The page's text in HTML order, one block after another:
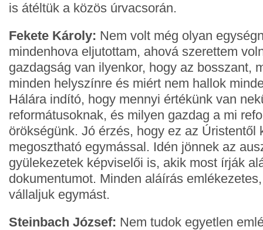
is átéltük a közös úrvacsorán.
Fekete Károly: Nem volt még olyan
mindenhova eljutottam, ahová szerettem
gazdagság van ilyenkor, hogy az bosszant,
minden helyszínre és miért nem hallok
Hálára indító, hogy mennyi értékünk van
reformátusoknak, és milyen gazdag a mi
örökségünk. Jó érzés, hogy ez az Úristentől
megosztható egymással. Idén jönnek az
gyülekezetek képviselői is, akik most írják
dokumentumot. Minden aláírás
vállaljuk egymást.
Steinbach József: Nem tudok egyetlen